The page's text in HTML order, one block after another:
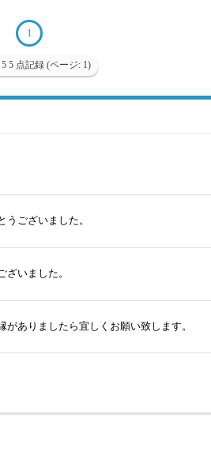
1
5 点記録 (ページ: 1)
ございました。
いました。
ありましたら宜しくお願い致します。